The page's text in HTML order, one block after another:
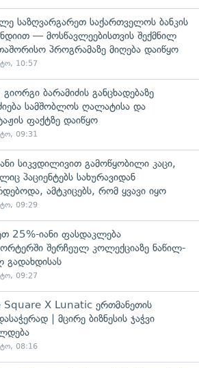
საზღვარგარეთ საქართველოს ბანკის
— მოსწავლეებისთვის შექმნილ
პროგრამაზე მიღება დაიწყო
10:57
ბარამიძის განცხადებაზე
სამშობლოს ღალატისა და
ფაქტზე დაიწყო
09:31
სიკვდილივით გამოწყობილი კაცი,
პაციენტებს სახურავიდან
ამტკიცებს, რომ ყვავი იყო
09:29
25%-იანი ფასდაკლება
შერჩეულ კოლექციაზე ნაწილ-
გადახდისას
09:27
Square X Lunatic ერთმანეთის
| მცირე ბიზნესის ჯაჭვი
08:16